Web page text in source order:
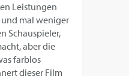
Leistungen
mal weniger
Schauspieler,
aber die
farblos
dieser Film